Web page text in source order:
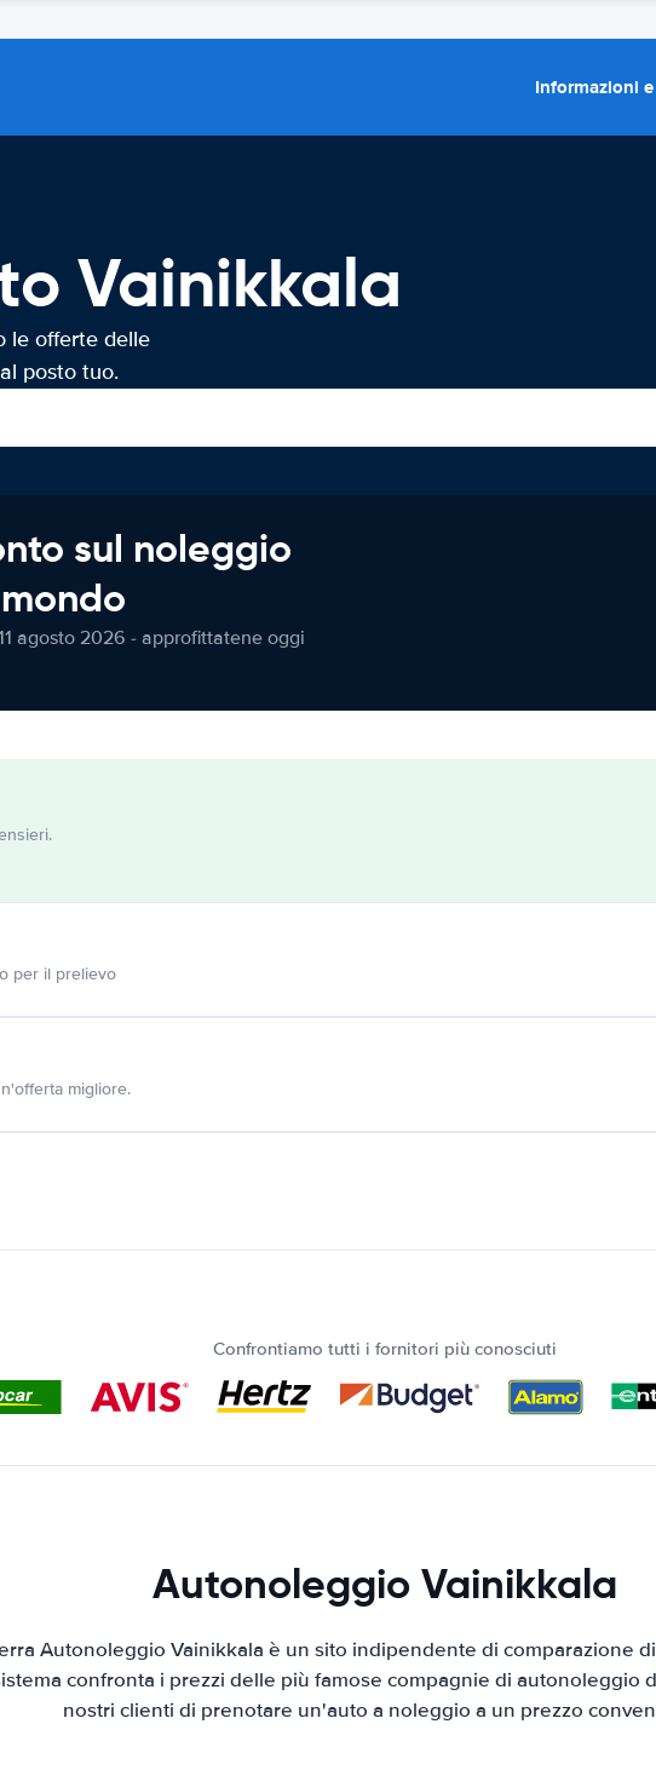
Informazioni
Vainikkala
le offerte delle
posto tuo.
sul noleggio
agosto 2026 - approfittatene oggi
per il prelievo
migliore.
Confrontiamo tutti i fornitori più conosciuti
Autonoleggio Vainikkala
Autonoleggio Vainikkala è un sito indipendente di comparazione
confronta i prezzi delle più famose compagnie di autonoleggio
nostri clienti di prenotare un'auto a noleggio a un prezzo